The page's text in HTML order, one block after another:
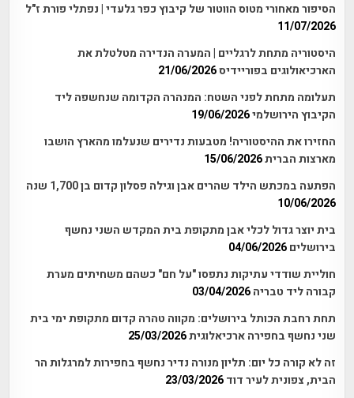
הסיפור מאחורי מטוס הווטור של קיבוץ כפר גלעדי | נפתלי פורת ז"ל
11/07/2026
היסטוריה מתחת לרגליים | המערה הנדירה מטלטלת את
הארכיאולוגים בפוריידיס21/06/2026
תעלומה מתחת לפני השטח: המנהרה הקדומה שנחשפה ליד
הקיבוץ הירושלמי19/06/2026
החזירו את ההיסטוריה! מטבעות נדירים שנעלמו מהארץ הושבו
מארצות הברית15/06/2026
הפתעה במכתש הילד שהרים אבן וגילה פסלון קדום בן 1,700 שנה
10/06/2026
בית יוצר גדול לכלי אבן מתקופת בית המקדש השני נחשף
בירושלים 04/06/2026
חוליית שודדי עתיקות נתפסו "על חם" כשהם משחיתים מערת
קבורה ליד טבריה 03/04/2026
תחת רחבת הכותל בירושלים: מקווה טהרה קדום מתקופת ימי בית
שני נחשף בחפירה ארכיאלוגית25/03/2026
זה לא קורה כל יום: תליון מנורה נדיר נחשף בחפירות למרגלות הר
הבית, צפונית לעיר דוד 23/03/2026